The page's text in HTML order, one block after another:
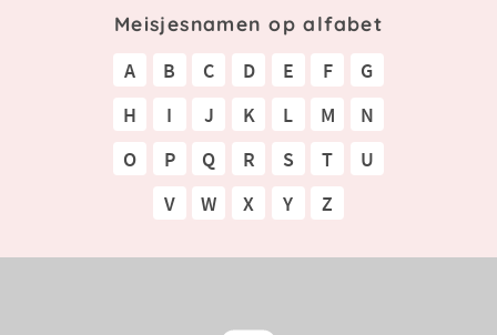
Meisjesnamen op alfabet
A B C D E F
G
H
I J K L M
N
O
P Q R S T
U
V
W X Y Z